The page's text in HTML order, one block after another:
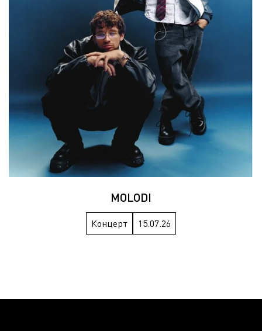
MOLODI
Концерт 15.07.26